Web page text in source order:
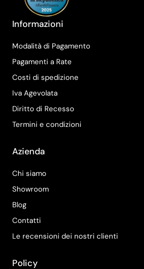
Informazioni
Modalità di Pagamento
Pagamenti a Rate
Costi di spedizione
Iva Agevolata
Diritto di Recesso
Termini e condizioni
Azienda
Chi siamo
Showroom
Blog
Contatti
Le recensioni dei nostri clienti
Policy